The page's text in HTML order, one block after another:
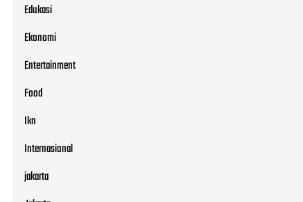
Edukasi
Ekonomi
Entertainment
Food
Ikn
Internasional
jakarta